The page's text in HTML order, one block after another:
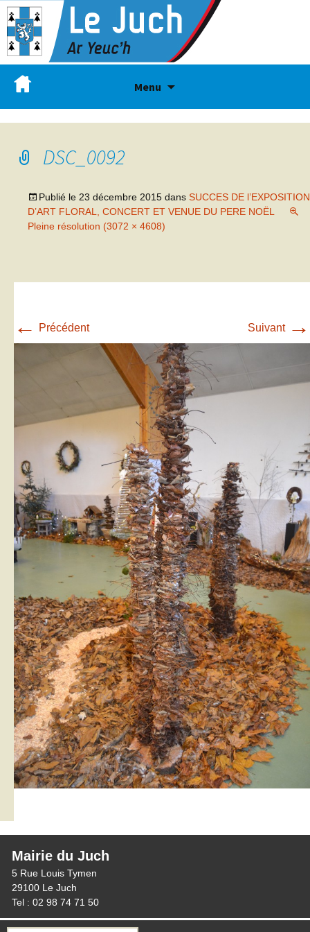
Menu
DSC_0092
Publié le 23 décembre 2015 dans SUCCES DE l’EXPOSITION
D’ART FLORAL, CONCERT ET VENUE DU PERE NOËL
Pleine résolution (3072 × 4608)
← Précédent Suivant →
Mairie du Juch
5 Rue Louis Tymen
29100 Le Juch
Tel : 02 98 74 71 50